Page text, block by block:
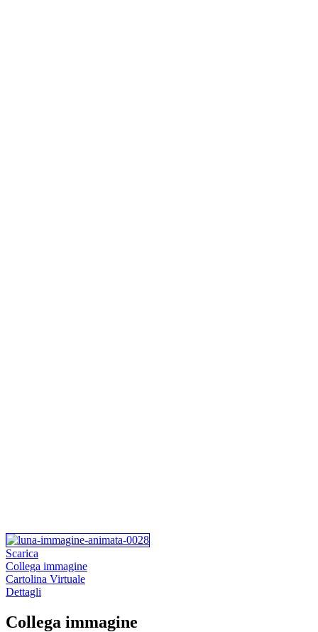
Scarica
Collega immagine
Cartolina Virtuale
Dettagli
Collega immagine